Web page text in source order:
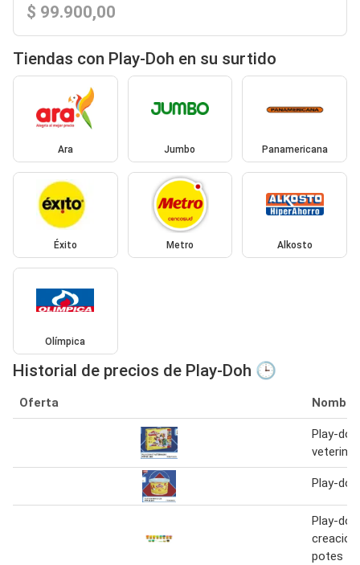
$ 99.900,00
Tiendas con Play-Doh en su surtido
Ara Jumbo Panamericana
Éxito Metro Alkosto
Olímpica
Historial de precios de Play-Doh 🕒
Oferta Nombre
Play-
Play-
Play-
potes